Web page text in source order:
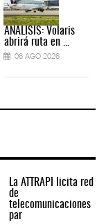
ANÁLISIS: Volaris
abrirá ruta en ...
06 AGO 2026
La ATTRAPI licita red
de
telecomunicaciones
par